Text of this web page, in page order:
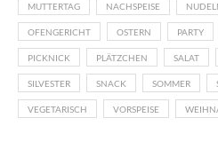
MUTTERTAG NACHSPEISE
OFENGERICHT OSTERN PARTY
PICKNICK PLÄTZCHEN SALAT
SILVESTER SNACK SOMMER
VEGETARISCH VORSPEISE